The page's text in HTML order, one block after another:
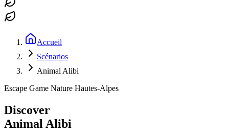
Accueil
Scénarios
Animal Alibi
Escape Game Nature Hautes-Alpes
Discover
Animal Alibi